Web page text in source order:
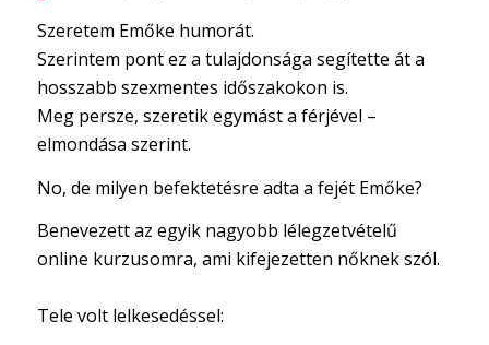
Szeretem Emőke humorát.
Szerintem pont ez a tulajdonsága segítette át a
hosszabb szexmentes időszakokon is.
Meg persze, szeretik egymást a férjével –
elmondása szerint.
No, de milyen befektetésre adta a fejét Emőke?
Benevezett az egyik nagyobb lélegzetvételű
online kurzusomra, ami kifejezetten nőknek szól.
Tele volt lelkesedéssel: